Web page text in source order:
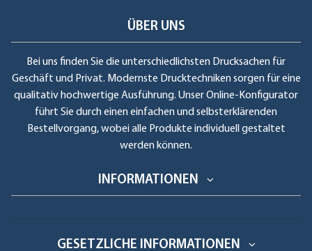
ÜBER UNS
Bei uns finden Sie die unterschiedlichsten Drucksachen für
Geschäft und Privat. Modernste Drucktechniken sorgen für eine
qualitativ hochwertige Ausführung. Unser Online-Konfigurator
führt Sie durch einen einfachen und selbsterklärenden
Bestellvorgang, wobei alle Produkte individuell gestaltet
werden können.
INFORMATIONEN
GESETZLICHE INFORMATIONEN